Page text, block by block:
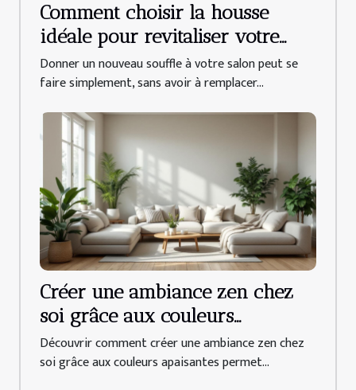
Comment choisir la housse
idéale pour revitaliser votre
salon ?
Donner un nouveau souffle à votre salon peut se
faire simplement, sans avoir à remplacer...
Créer une ambiance zen chez
soi grâce aux couleurs
apaisantes
Découvrir comment créer une ambiance zen chez
soi grâce aux couleurs apaisantes permet...